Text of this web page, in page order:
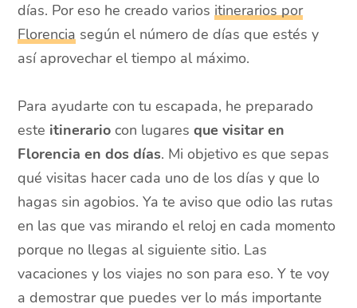
días. Por eso he creado variositinerarios por
Florencia según el número de días que estés y
así aprovechar el tiempo al máximo.
Para ayudarte con tu escapada, he preparado
este itinerariocon lugaresque visitar en
Florencia en dos días. Mi objetivo es que sepas
qué visitas hacer cada uno de los días y que lo
hagas sin agobios. Ya te aviso que odio las rutas
en las que vas mirando el reloj en cada momento
porque no llegas al siguiente sitio. Las
vacaciones y los viajes no son para eso. Y te voy
a demostrar que puedes ver lo más importante